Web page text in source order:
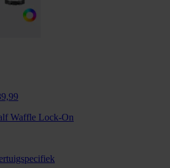
Waffle Lock-On